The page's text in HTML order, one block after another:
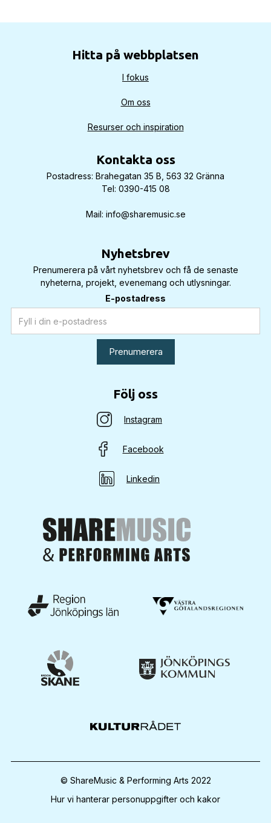
Hitta på webbplatsen
I fokus
Om oss
Resurser och inspiration
Kontakta oss
Postadress: Brahegatan 35 B, 563 32 Gränna
Tel: 0390-415 08
Mail: info@sharemusic.se
Nyhetsbrev
Prenumerera på vårt nyhetsbrev och få de senaste
nyheterna, projekt, evenemang och utlysningar.
E-postadress
Följ oss
Instagram
Facebook
Linkedin
© ShareMusic & Performing Arts 2022
Hur vi hanterar personuppgifter och kakor